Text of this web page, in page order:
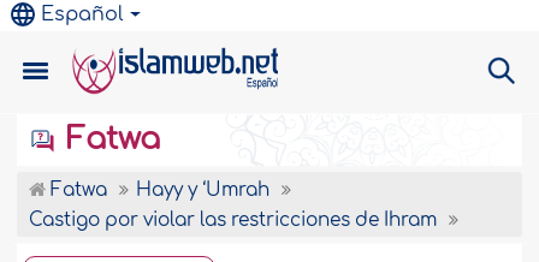
Español
Fatwa
Fatwa
Hayy y ‘Umrah
Castigo por violar las restricciones de Ihram